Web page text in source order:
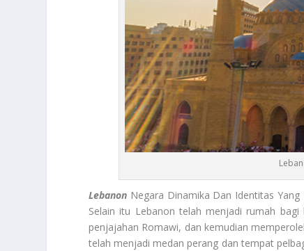
Lebanon Negara Dinamika Dan Identitas
Selain itu Lebanon telah menjadi rumah bagi
penjajahan Romawi, dan kemudian
telah menjadi medan perang dan tempat